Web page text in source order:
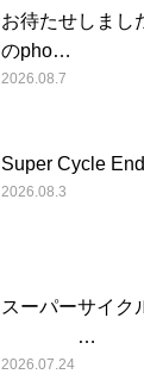
お待たせしまし
のpho…
2026.08.7
Super Cycle
2026.08.3
スーパーサイ
…
2026.07.24